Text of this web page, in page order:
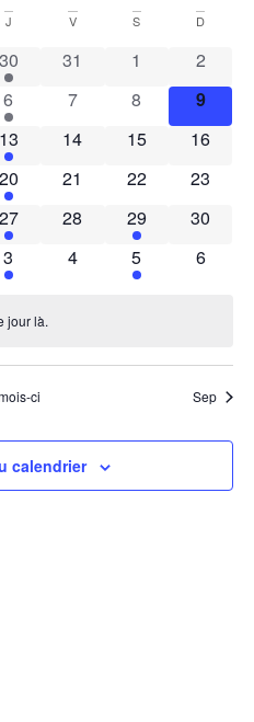
vues
J V S D
1 évènement
30 0 évènements
31 0 évènements
1 0
2
1 évènement
6 0 évènements
7 0 évènements
8 0
9
1 évènement
13 0 évènements
14 0 évènements
15 0
16
1 évènement
20 0 évènements
21 0 évènements
22 0
23
1 évènement
27 0 évènements
28 1 évènement
29 0
30
1 évènement
3 0 évènements
4 1 évènement
5 0
6
jour là.
ci Sep
calendrier